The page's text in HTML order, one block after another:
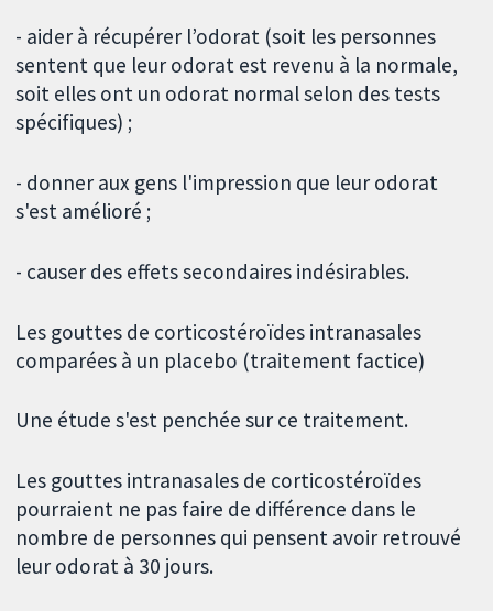
- aider à récupérer l’odorat (soit les personnes
sentent que leur odorat est revenu à la normale,
soit elles ont un odorat normal selon des tests
spécifiques) ;
- donner aux gens l'impression que leur odorat
s'est amélioré ;
- causer des effets secondaires indésirables.
Les gouttes de corticostéroïdes intranasales
comparées à un placebo (traitement factice)
Une étude s'est penchée sur ce traitement.
Les gouttes intranasales de corticostéroïdes
pourraient ne pas faire de différence dans le
nombre de personnes qui pensent avoir retrouvé
leur odorat à 30 jours.